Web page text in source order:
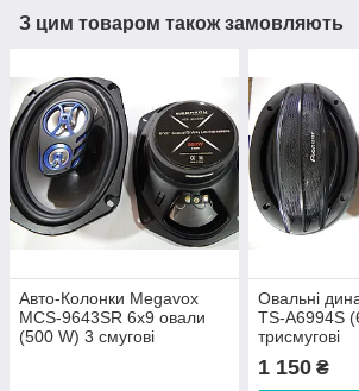
З цим товаром також замовляють
Авто-Колонки Megavox
MCS-9643SR 6x9 овали
(500 W) 3 смугові
Овальні
TS-A6994S
трисмугові
1 150₴